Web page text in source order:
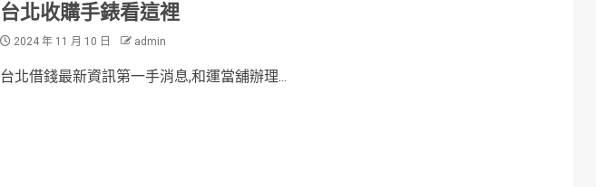
台北收購手錶看這裡
2024 年 11 月 10 日 admin
台北借錢最新資訊第一手消息,和運當舖辦理...